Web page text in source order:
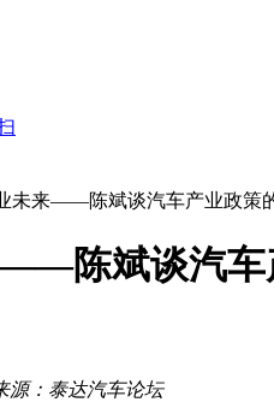
未来——陈斌谈汽车产业政策
陈斌谈汽车
源：泰达汽车论坛